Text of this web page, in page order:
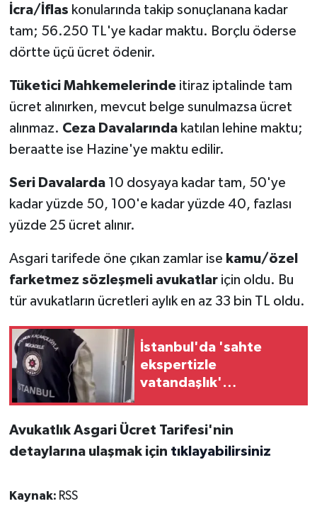
İcra/İflas konularında takip sonuçlanana kadar
tam; 56.250 TL'ye kadar maktu. Borçlu öderse
dörtte üçü ücret ödenir.
Tüketici Mahkemelerinde itiraz iptalinde tam
ücret alınırken, mevcut belge sunulmazsa ücret
alınmaz. Ceza Davalarında katılan lehine maktu;
beraatte ise Hazine'ye maktu edilir.
Seri Davalarda 10 dosyaya kadar tam, 50'ye
kadar yüzde 50, 100'e kadar yüzde 40, fazlası
yüzde 25 ücret alınır.
Asgari tarifede öne çıkan zamlar ise kamu/özel
farketmez sözleşmeli avukatlar için oldu. Bu
tür avukatların ücretleri aylık en az 33 bin TL oldu.
İstanbul'da 'sahte
ekspertizle
vatandaşlık'
iddiası
Avukatlık Asgari Ücret Tarifesi'nin
detaylarına ulaşmak için tıklayabilirsiniz
Kaynak: RSS